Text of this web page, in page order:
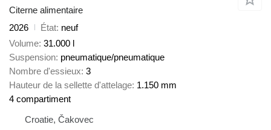
Citerne alimentaire
2026
État neuf
Volume 31.000 l
Suspension pneumatique/pneumatique
Nombre d'essieux 3
Hauteur de la sellette d'attelage 1.150 mm
4 compartiment
Croatie, Čakovec